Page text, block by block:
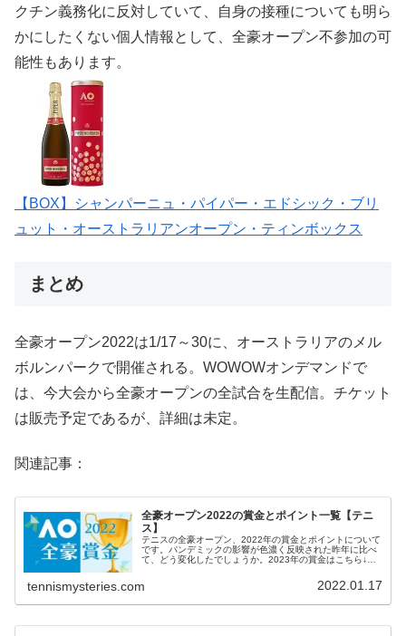
クチン義務化に反対していて、自身の接種についても明ら
かにしたくない個人情報として、全豪オープン不参加の可
能性もあります。
【BOX】シャンパーニュ・パイパー・エドシック・ブリ
ュット・オーストラリアンオープン・ティンボックス
まとめ
全豪オープン2022は1/17～30に、オーストラリアのメル
ボルンパークで開催される。WOWOWオンデマンドで
は、今大会から全豪オープンの全試合を生配信。チケット
は販売予定であるが、詳細は未定。
関連記事：
全豪オープン2022の賞金とポイント一覧【テニ
ス】
テニスの全豪オープン、2022年の賞金とポイントについて
です。パンデミックの影響が色濃く反映された昨年に比べ
て、どう変化したでしょうか。2023年の賞金はこちら↓。
tennismysteries.com 2022.01.17